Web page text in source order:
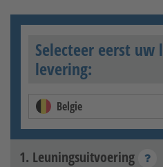
Selecteer eerst uw
levering:
Belgie
1. Leuningsuitvoering